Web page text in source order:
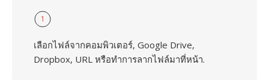
1
เลือกไฟล์จากคอมพิวเตอร์, Google Drive,
Dropbox, URL หรือทำการลากไฟล์มาที่หน้า.